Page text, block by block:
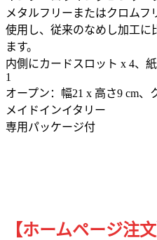
メタルフリーまたはクロムフ
使用し、従来のなめし加工に
ます。
内側にカードスロット x 4、
1
オープン：幅21 x 高さ9 cm、
メイドインイタリー
専用パッケージ付
【ホームページ注文